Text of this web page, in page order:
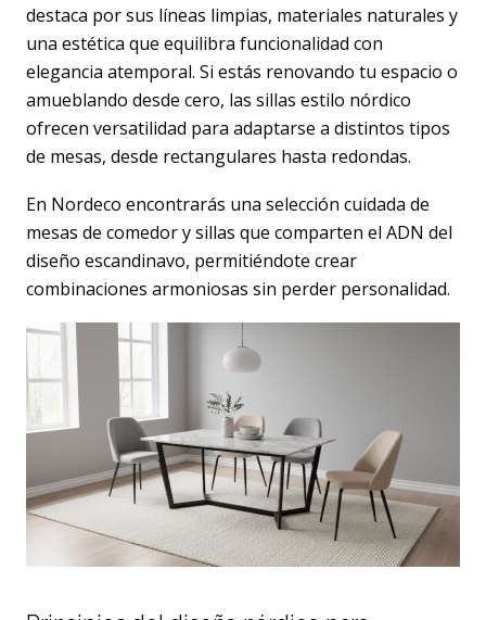
destaca por sus líneas limpias, materiales naturales y
una estética que equilibra funcionalidad con
elegancia atemporal. Si estás renovando tu espacio o
amueblando desde cero, las sillas estilo nórdico
ofrecen versatilidad para adaptarse a distintos tipos
de mesas, desde rectangulares hasta redondas.
En Nordeco encontrarás una selección cuidada de
mesas de comedor y sillas que comparten el ADN del
diseño escandinavo, permitiéndote crear
combinaciones armoniosas sin perder personalidad.